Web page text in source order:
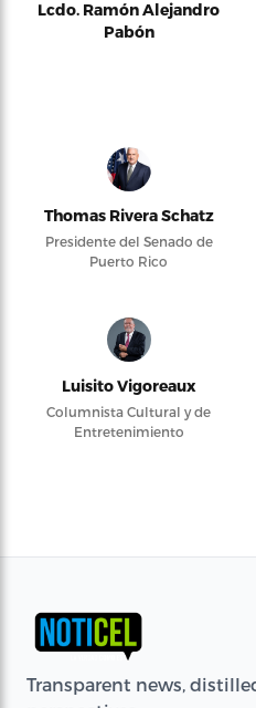
Lcdo. Ramón Alejandro
Pabón
Thomas Rivera Schatz
Presidente del Senado de
Puerto Rico
Luisito Vigoreaux
Columnista Cultural y de
Entretenimiento
Transparent news,